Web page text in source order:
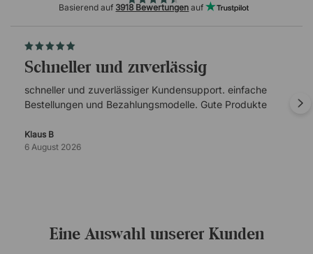
Basierend auf 3918 Bewertungen auf
schneller und zuverlässig
schneller und zuverlässiger Kundensupport. einfache
Bestellungen und Bezahlungsmodelle. Gute Produkte
Klaus B
6 August 2026
Eine Auswahl unserer Kunden